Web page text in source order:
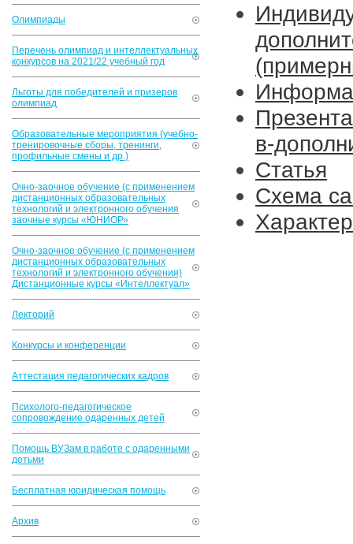
Олимпиады
Перечень олимпиад и интеллектуальных
конкурсов на 2021/22 учебный год
Льготы для победителей и призеров
олимпиад
Образовательные мероприятия (учебно-
тренировочные сборы, тренинги,
профильные смены и др.)
Очно-заочное обучение (с применением
дистанционных образовательных
технологий и электронного обучения
заочные курсы «ЮНИОР»
Очно-заочное обучение (с применением
дистанционных образовательных
технологий и электронного обучения)
Дистанционные курсы «Интеллектуал»
Лекторий
Конкурсы и конференции
Аттестация педагогических кадров
Психолого-педагогическое
сопровождение одаренных детей
Помощь ВУЗам в работе с одаренными
детьми
Бесплатная юридическая помощь
Архив
в-
Статья
Схема